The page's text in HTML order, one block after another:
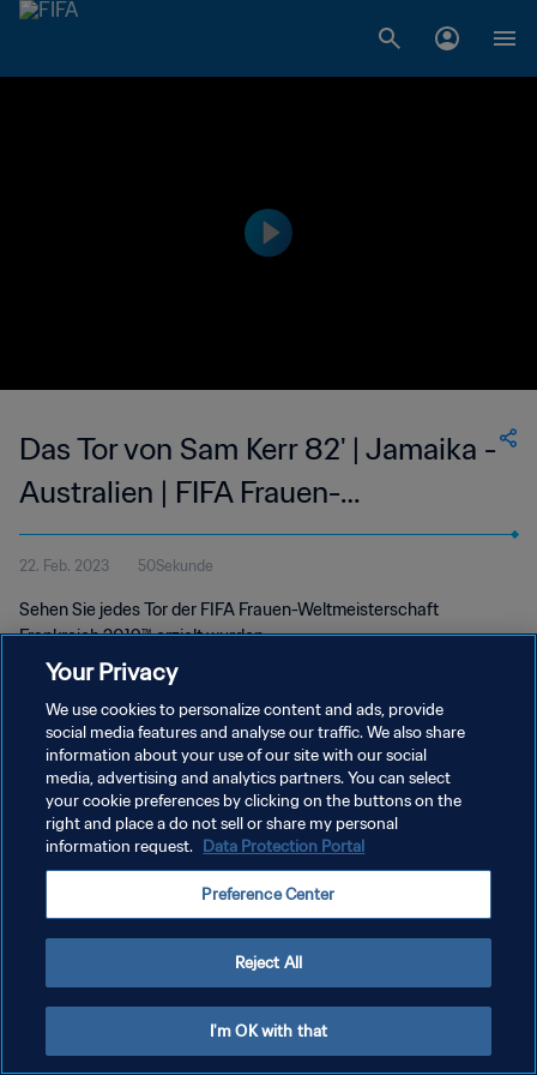
Das Tor von Sam Kerr 82' | Jamaika -
Australien | FIFA Frauen-
Weltmeisterschaft Frankreich 2019™
22. Feb. 2023 50Sekunde
Sehen Sie jedes Tor der FIFA Frauen-Weltmeisterschaft
Frankreich 2019™ erzielt wurden.
DATENSCHUTZ
NUTZUNGSBEDINGUNGEN
COOKIE-EINSTELLUNGEN VERWALTEN
Your Privacy
We use cookies to personalize content and ads, provide
social media features and analyse our traffic. We also share
information about your use of our site with our social
media, advertising and analytics partners. You can select
your cookie preferences by clicking on the buttons on the
right and place a do not sell or share my personal
information request. Data Protection Portal
Preference Center
Reject All
I'm OK with that